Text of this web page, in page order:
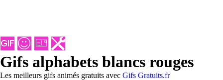
Gifs alphabets blancs rouges
Les meilleurs gifs animés gratuits avec Gifs Gratuits.fr